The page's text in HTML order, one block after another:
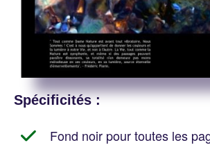
Spécificités :
Fond noir pour toutes les